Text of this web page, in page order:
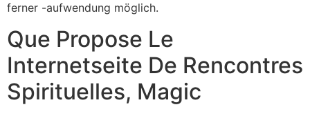
ferner -aufwendung möglich.
Que Propose Le
Internetseite De Rencontres
Spirituelles, Magic